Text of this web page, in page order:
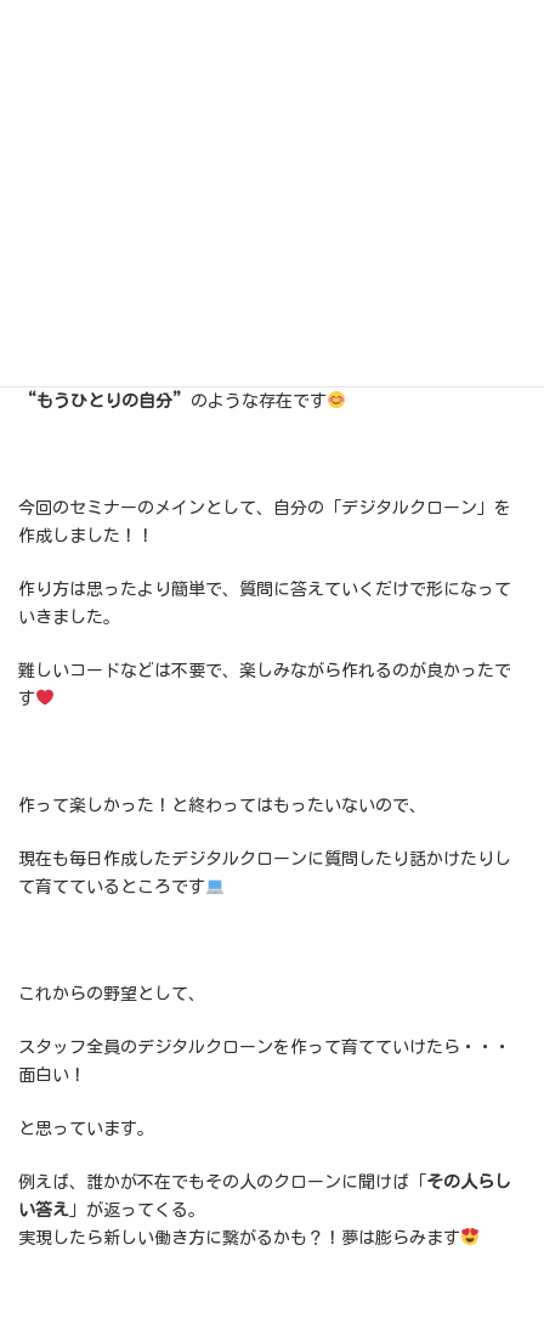
“もうひとりの自分” のような存在です
今回のセミナーのメインとして、自分の「デジタルクローン」を
作成しました！！
作り方は思ったより簡単で、質問に答えていくだけで形になって
いきました。
難しいコードなどは不要で、楽しみながら作れるのが良かったで
す
作って楽しかった！と終わってはもったいないので、
現在も毎日作成したデジタルクローンに質問したり話かけたりし
て育てているところです
これからの野望として、
スタッフ全員のデジタルクローンを作って育てていけたら・・・
面白い！
と思っています。
例えば、誰かが不在でもその人のクローンに聞けば「 その人らし
い答え 」が返ってくる。
実現したら新しい働き方に繋がるかも？！夢は膨らみます